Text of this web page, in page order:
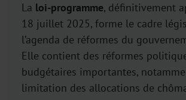
La loi-programme, définitivement
18 juillet 2025, forme le cadre
l’agenda de réformes du
Elle contient des réformes
budgétaires importantes,
limitation des allocations de